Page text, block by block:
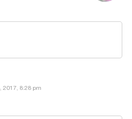
2017, 8:28 pm